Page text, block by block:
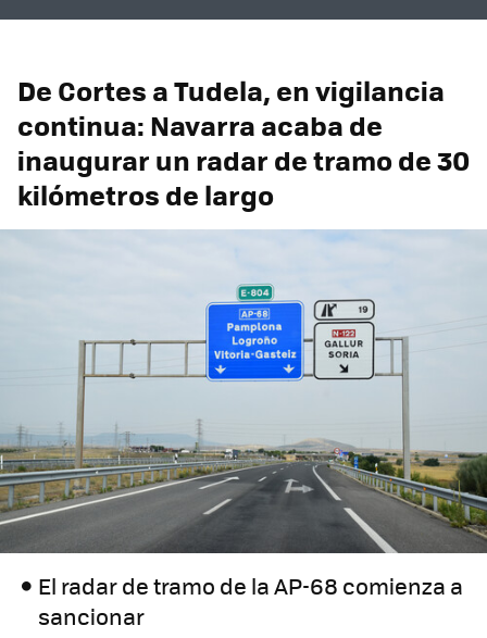
De Cortes a Tudela, en vigilancia
continua: Navarra acaba de
inaugurar un radar de tramo de 30
kilómetros de largo
El radar de tramo de la AP-68 comienza a
sancionar